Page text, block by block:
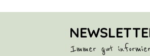
Immer gut